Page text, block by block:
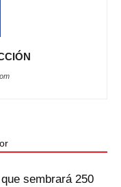
sembrará 250